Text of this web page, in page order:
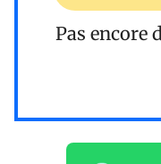
Pas encore